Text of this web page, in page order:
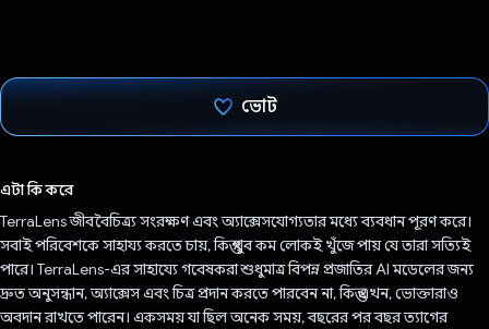
ভোট
এটা কি করে
TerraLens জীববৈচিত্র্য সংরক্ষণ এবং অ্যাক্সেসযোগ্যতার মধ্যে ব্যবধান পূরণ করে।
সবাই পরিবেশকে সাহায্য করতে চায়, কিন্তু খুব কম লোকই খুঁজে পায় যে তারা সত্যিই
পারে। TerraLens-এর সাহায্যে গবেষকরা শুধুমাত্র বিপন্ন প্রজাতির AI মডেলের জন্য
দ্রুত অনুসন্ধান, অ্যাক্সেস এবং চিত্র প্রদান করতে পারবেন না, কিন্তু এখন, ভোক্তারাও
অবদান রাখতে পারেন। একসময় যা ছিল অনেক সময়, বছরের পর বছর ত্যাগের